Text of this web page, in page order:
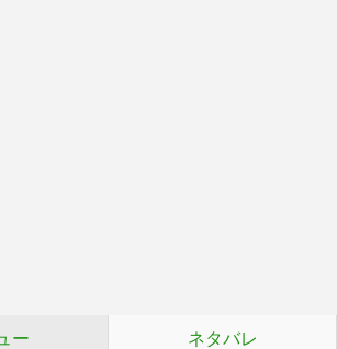
ー ネタバレ